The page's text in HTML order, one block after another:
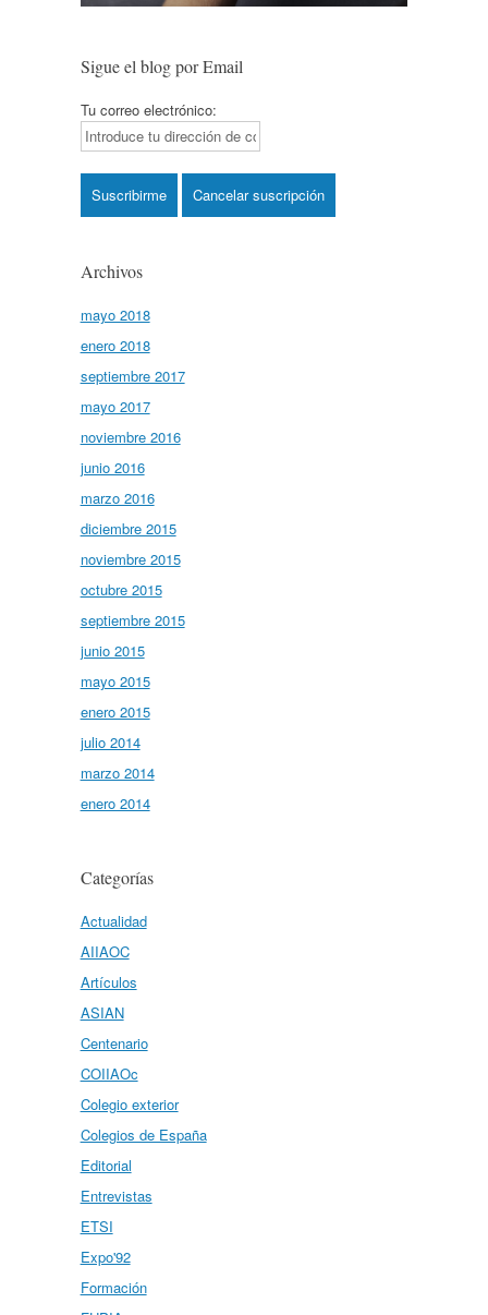
Sigue el blog por Email
Tu correo electrónico:
Archivos
mayo 2018
enero 2018
septiembre 2017
mayo 2017
noviembre 2016
junio 2016
marzo 2016
diciembre 2015
noviembre 2015
octubre 2015
septiembre 2015
junio 2015
mayo 2015
enero 2015
julio 2014
marzo 2014
enero 2014
Categorías
Actualidad
AIIAOC
Artículos
ASIAN
Centenario
COIIAOc
Colegio exterior
Colegios de España
Editorial
Entrevistas
ETSI
Expo'92
Formación